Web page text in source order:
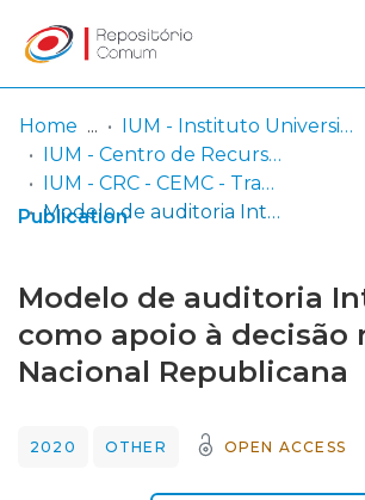
Communities
& Collections
Statistics
Log
In
(current)
Home
IUM - Instituto Universitário Militar
IUM - Centro de Recursos de Conhecimento
IUM - CRC - CEMC - Trabalhos de Investigação Individual
Modelo de auditoria Interna como apoio à decisão na Guarda Nacional Republicana
Publication
Modelo de auditoria
como apoio à decisão
Nacional Republicana
2020 OTHER OPEN ACCESS